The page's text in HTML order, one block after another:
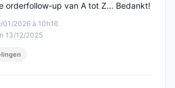
01/2026 à 10h16
13/12/2025
orderfollow-up van A tot Z... Bedankt!